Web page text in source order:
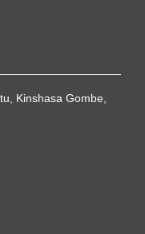
Kinshasa Gombe,